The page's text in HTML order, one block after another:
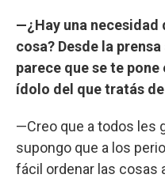
—¿Hay una necesidad
cosa? Desde la
parece que se te
ídolo del que tratás
—Creo que a todos les
supongo que a los
fácil ordenar las cosas